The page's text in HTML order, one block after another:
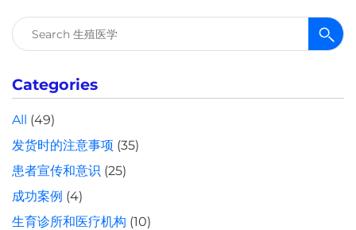
搜
索：
Categories
All (49)
发货时的注意事项 (35)
患者宣传和意识 (25)
成功案例 (4)
生育诊所和医疗机构 (10)